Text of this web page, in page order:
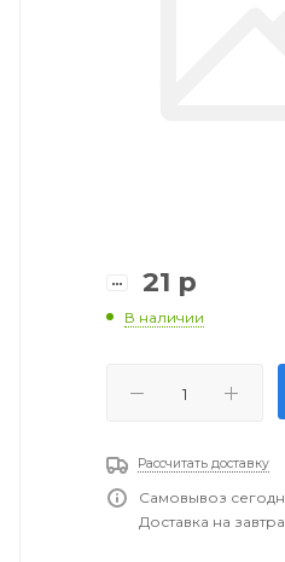
21 р
В наличии
Рассчитать доставку
Самовывоз
Доставка на завтра